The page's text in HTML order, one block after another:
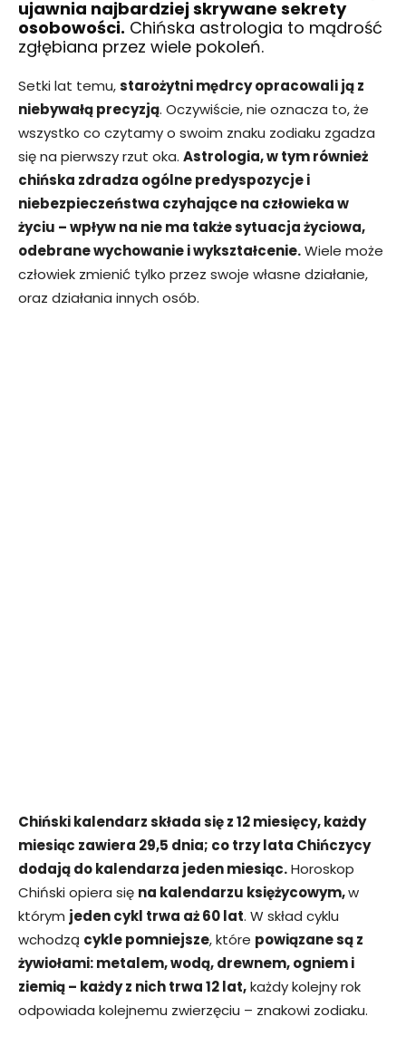
ujawnia najbardziej skrywane sekrety
osobowości. Chińska astrologia to mądrość
zgłębiana przez wiele pokoleń.
Setki lat temu,starożytni mędrcy opracowali ją z
niebywałą precyzją. Oczywiście, nie oznacza to, że
wszystko co czytamy o swoim znaku zodiaku zgadza
się na pierwszy rzut oka. Astrologia, w tym również
chińska zdradza ogólne predyspozycje i
niebezpieczeństwa czyhające na człowieka w
życiu – wpływ na nie ma także sytuacja życiowa,
odebrane wychowanie i wykształcenie.Wiele może
człowiek zmienić tylko przez swoje własne działanie,
oraz działania innych osób.
Chiński kalendarz składa się z 12 miesięcy, każdy
miesiąc zawiera 29,5 dnia; co trzy lata Chińczycy
dodają do kalendarza jeden miesiąc.Horoskop
Chiński opiera się na kalendarzu księżycowym,w
którym jeden cykl trwa aż 60 lat. W skład cyklu
wchodzą cykle pomniejsze, które powiązane są z
żywiołami: metalem, wodą, drewnem, ogniem i
ziemią – każdy z nich trwa 12 lat,każdy kolejny rok
odpowiada kolejnemu zwierzęciu – znakowi zodiaku.